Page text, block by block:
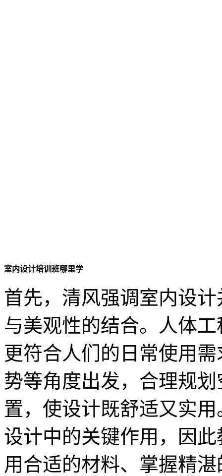
室内设计培训班哪里学
首先，清风强调室内设
与美观性的结合。人体
更符合人们的日常使用
势等角度出发，合理规
置，使设计既舒适又实
设计中的关键作用，因
用合适的材料、掌握精